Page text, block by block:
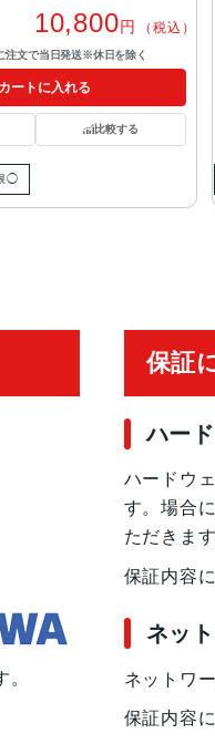
10,800円 （税込）
注文で当日発送※休日を除く
カートに入れる
比較する
◯
保証
ハー
ハードウ
す。場合
ただきます
保証内容
ネッ
ネットワ
保証内容